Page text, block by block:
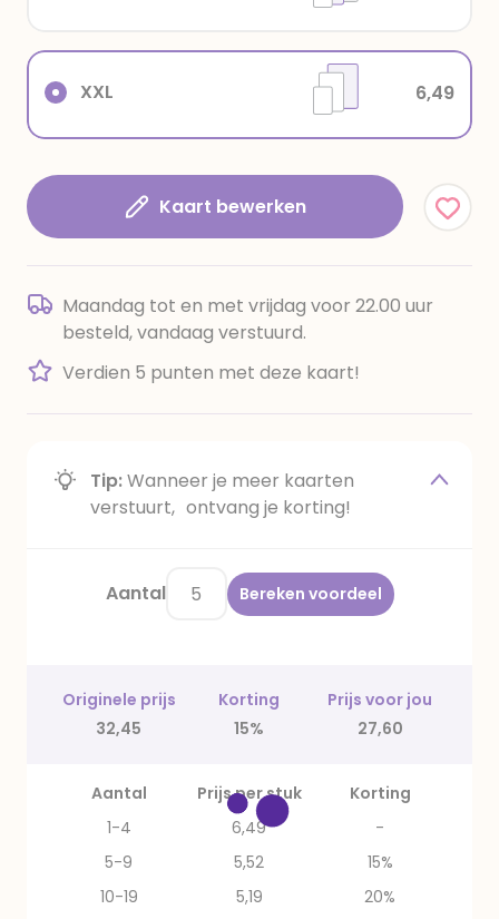
XXL 6,49
Kaart bewerken
Maandag tot en met vrijdag voor 22.00 uur
besteld, vandaag verstuurd.
Verdien 5 punten met deze kaart!
Tip:Wanneer je meer kaarten
verstuurt, ontvang je korting!
Aantal Bereken voordeel
Originele prijs Korting
Prijs voor jou
32,45
15% 27,60
Aantal Prijs per stuk
Korting
1-4
6,49
-
5-9
5,52
15%
10-19
5,19
20%